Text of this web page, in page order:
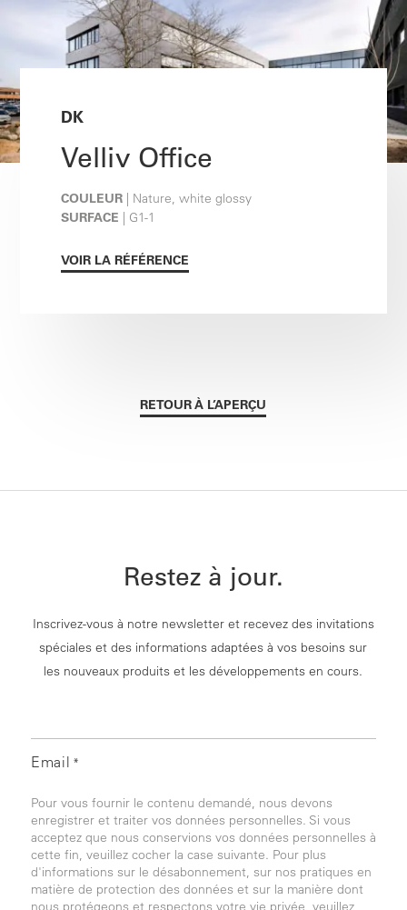
DK
Velliv Office
COULEUR | Nature, white glossy
SURFACE | G1-1
VOIR LA RÉFÉRENCE
RETOUR À L’APERÇU
Restez à jour.
Inscrivez-vous à notre newsletter et recevez des invitations
spéciales et des informations adaptées à vos besoins sur
les nouveaux produits et les développements en cours.
Email *
Pour vous fournir le contenu demandé, nous devons
enregistrer et traiter vos données personnelles. Si vous
acceptez que nous conservions vos données personnelles à
cette fin, veuillez cocher la case suivante. Pour plus
d'informations sur le désabonnement, sur nos pratiques en
matière de protection des données et sur la manière dont
nous protégeons et respectons votre vie privée, veuillez